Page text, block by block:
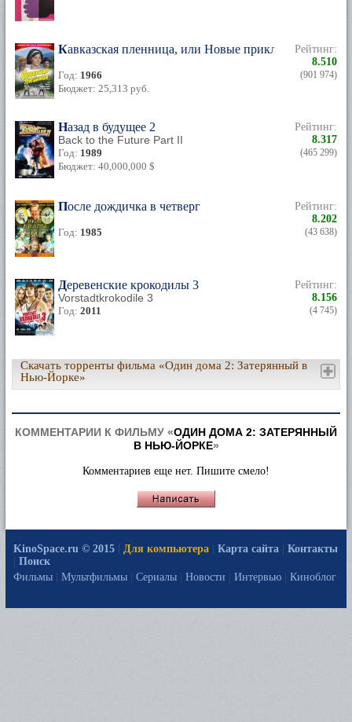
Кавказская пленница, или Новые приключения
Год: 1966
Бюджет: 25,313 руб.
Рейтинг:
8.510
(901 974)
Назад в будущее 2
Back to the Future Part II
Год: 1989
Бюджет: 40,000,000 $
Рейтинг:
8.317
(465 299)
После дождичка в четверг
Год: 1985
Рейтинг:
8.202
(43 638)
Деревенские крокодилы 3
Vorstadtkrokodile 3
Год: 2011
Рейтинг:
8.156
(4 745)
Скачать торренты фильма «Один дома 2: Затерянный в
Нью-Йорке»
КОММЕНТАРИИ К ФИЛЬМУ «ОДИН ДОМА 2: ЗАТЕРЯННЫЙ
В НЬЮ-ЙОРКЕ»
Комментариев еще нет. Пишите смело!
KinoSpace.ru © 2015 Для компьютера Карта сайта
Контакты
Поиск
Фильмы
Мультфильмы Сериалы Новости Интервью Киноблог